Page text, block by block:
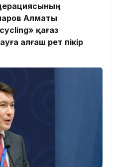
Алматы
қағаз
алғаш рет пікір